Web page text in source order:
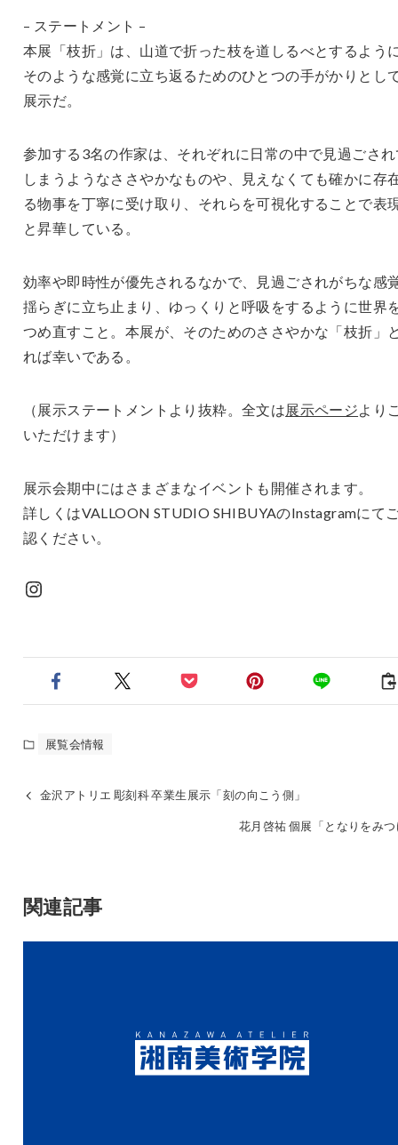
– ステートメント –
本展「枝折」は、山道で折った枝を道しるべとするよう
そのような感覚に立ち返るためのひとつの手がかりとし
展示だ。
参加する3名の作家は、それぞれに日常の中で見過ごさ
しまうようなささやかなものや、見えなくても確かに存
る物事を丁寧に受け取り、それらを可視化することで表
と昇華している。
効率や即時性が優先されるなかで、見過ごされがちな感
揺らぎに立ち止まり、ゆっくりと呼吸をするように世界
つめ直すこと。本展が、そのためのささやかな「枝折」
れば幸いである。
（展示ステートメントより抜粋。全文は展示ページより
いただけます）
展示会期中にはさまざまなイベントも開催されます。
詳しくはVALLOON STUDIO SHIBUYAのInstagramにて
認ください。
Instagram
展覧会情報
金沢アトリエ 彫刻科 卒業生展示「刻の向こう側」
花月啓祐 個展「となりをみ
関連記事